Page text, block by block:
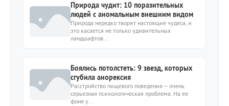
Природа чудит: 10 поразительных
людей с аномальным внешним видом
Природа нередко творит настоящие чудеса, и
это касается не только удивительных
ландшафтов...
Боялись потолстеть: 9 звезд, которых
сгубила анорексия
Расстройство пищевого поведения – очень
серьезная психологическая проблема. На ее
фоне у...